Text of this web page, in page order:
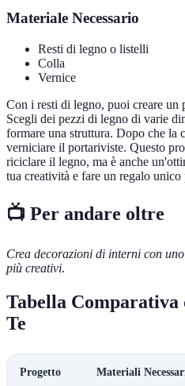
Materiale Necessario
Resti di legno o listelli
Colla
Vernice
Con i resti di legno, puoi creare un
Scegli dei pezzi di legno di varie
formare una struttura. Dopo che la
verniciare il portariviste. Questo
riciclare il legno, ma è anche
tua creatività e fare un regalo
📺 Per andare oltre
Crea decorazioni di interni con
più creativi.
Tabella
Te
Progetto Materiali